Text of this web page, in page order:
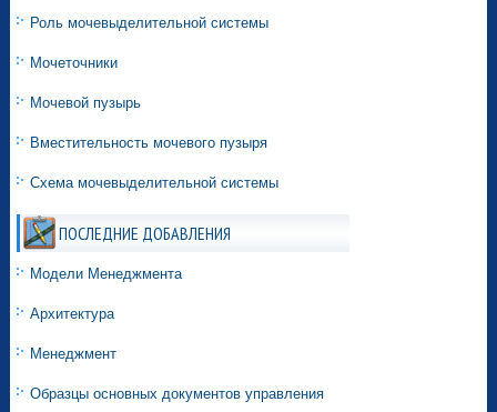
Роль мочевыделительной системы
Мочеточники
Мочевой пузырь
Вместительность мочевого пузыря
Схема мочевыделительной системы
ПОСЛЕДНИЕ ДОБАВЛЕНИЯ
Модели Менеджмента
Архитектура
Менеджмент
Образцы основных документов управления